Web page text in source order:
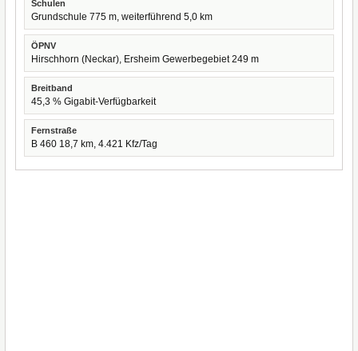
Schulen
Grundschule 775 m, weiterführend 5,0 km
ÖPNV
Hirschhorn (Neckar), Ersheim Gewerbegebiet 249 m
Breitband
45,3 % Gigabit-Verfügbarkeit
Fernstraße
B 460 18,7 km, 4.421 Kfz/Tag